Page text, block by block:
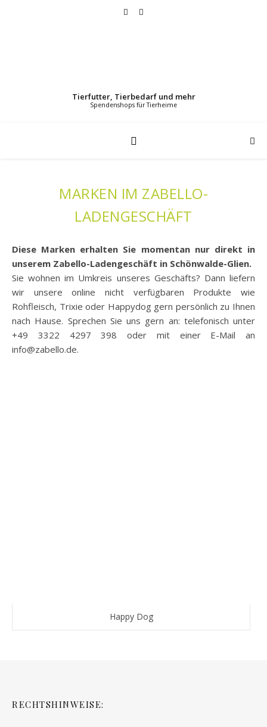
Tierfutter, Tierbedarf und mehr
MARKEN IM ZABELLO-
LADENGESCHÄFT
Diese Marken erhalten Sie momentan nur direkt in
unserem Zabello-Ladengeschäft in Schönwalde-Glien.
Sie wohnen im Umkreis unseres Geschäfts? Dann liefern
wir unsere online nicht verfügbaren Produkte wie
Rohfleisch, Trixie oder Happydog gern persönlich zu Ihnen
nach Hause. Sprechen Sie uns gern an: telefonisch unter
+49 3322 4297 398 oder mit einer E-Mail an
info@zabello.de.
Happy Dog
RECHTSHINWEISE: